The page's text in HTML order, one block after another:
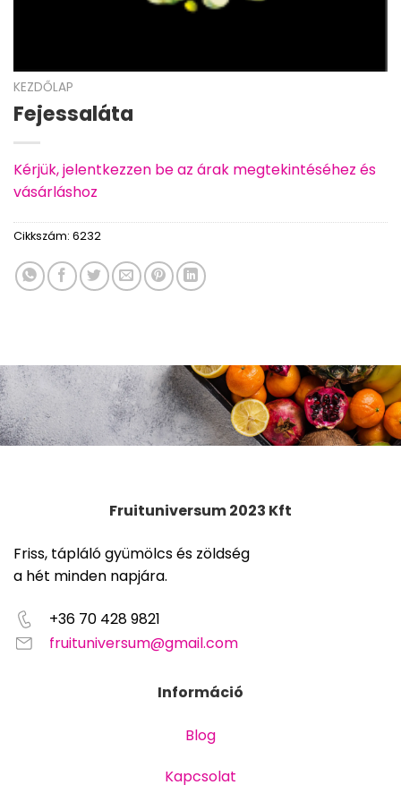
KEZDŐLAP
Fejessaláta
Kérjük, jelentkezzen be az árak megtekintéséhez és
vásárláshoz
Cikkszám: 6232
Fruituniversum 2023 Kft
Friss, tápláló gyümölcs és zöldség
a hét minden napjára.
+36 70 428 9821
fruituniversum@gmail.com
Információ
Blog
Kapcsolat